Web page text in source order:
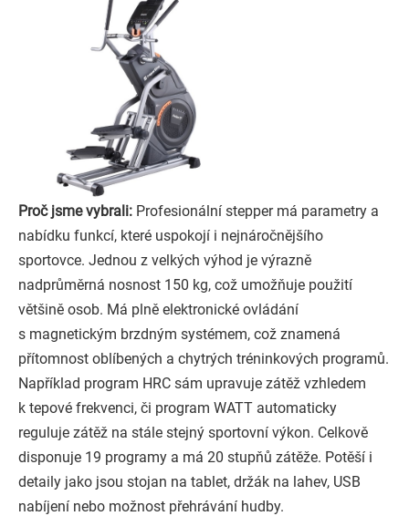
Proč jsme vybrali: Profesionální stepper má parametry a
nabídku funkcí, které uspokojí i nejnáročnějšího
sportovce. Jednou z velkých výhod je výrazně
nadprůměrná nosnost 150 kg, což umožňuje použití
většině osob. Má plně elektronické ovládání
s magnetickým brzdným systémem, což znamená
přítomnost oblíbených a chytrých tréninkových programů.
Například program HRC sám upravuje zátěž vzhledem
k tepové frekvenci, či program WATT automaticky
reguluje zátěž na stále stejný sportovní výkon. Celkově
disponuje 19 programy a má 20 stupňů zátěže. Potěší i
detaily jako jsou stojan na tablet, držák na lahev, USB
nabíjení nebo možnost přehrávání hudby.